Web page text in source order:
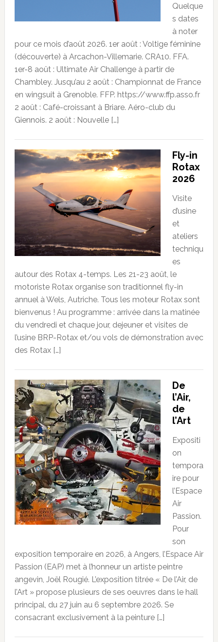
Quelque
s dates
à noter
pour ce mois d’août 2026. 1er août : Voltige féminine
(découverte) à Arcachon-Villemarie. CRA10. FFA.
1er-8 août : Ultimate Air Challenge à partir de
Chambley. Jusqu’au 2 août : Championnat de France
en wingsuit à Grenoble. FFP. https://www.ffp.asso.fr
2 août : Café-croissant à Briare. Aéro-club du
Giennois. 2 août : Nouvelle […]
Fly-in
Rotax
2026
Visite
d’usine
et
ateliers
techniqu
es
autour des Rotax 4-temps. Les 21-23 août, le
motoriste Rotax organise son traditionnel fly-in
annuel à Wels, Autriche. Tous les moteur Rotax sont
bienvenus ! Au programme : arrivée dans la matinée
du vendredi et chaque jour, dejeuner et visites de
l’usine BRP-Rotax et/ou vols de démonstration avec
des Rotax […]
De
l’Air,
de
l’Art
Expositi
on
tempora
ire pour
l’Espace
Air
Passion.
Pour
son
exposition temporaire en 2026, à Angers, l’Espace Air
Passion (EAP) met à l’honneur un artiste peintre
angevin, Joël Rougié. L’exposition titrée « De l’Air, de
l’Art » propose plusieurs de ses oeuvres dans le hall
principal, du 27 juin au 6 septembre 2026. Se
consacrant exclusivement à la peinture […]